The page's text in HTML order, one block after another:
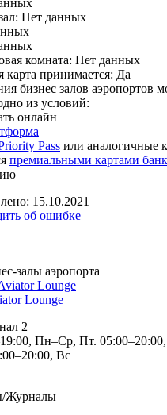
Нет данных
комната: Нет данных
карта принимается: Да
бизнес залов аэропортов
из условий:
онлайн
Pass или аналогичные
премиальными картами
15.10.2021
об ошибке
залы аэропорта
Lounge
2
Пн–Ср, Пт.
Вс
Журналы